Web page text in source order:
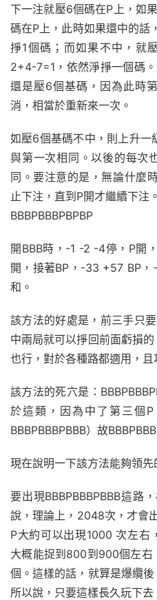
下一注就壓6個碼在P上，如
碼在P上，此時如果還中的
掙1個碼；而如果不中，就
2+4-7=1，依然淨掙一個碼
還是壓6個基碼，因為此時
消，相當於重新來一次。
如壓6個基碼不中，則上升一
與第一次相同。以後的每次
同。要注意的是，無論什麼
止下注，直到P開才繼續下注
BBBPBBBPBPBP
開BBB時，-1 -2 -4停，P開
開，接著BP，-33 +57 BP
和。
該方法的好處是，前三手只
中兩局就可以掙回前面虧損
也行，對於各種路都適用，且
該方法的死穴是：
於這類，因為中了第三個
BBBPBBBPBBB）故
現在說明一下該方法能夠領先
要出現BBBPBBBPBBB這路
說，理論上，2048次，才會
P大約可以出現1000 次左右
大概能捉到800到900個左右
個。這樣的話，就算是爆纜
所以說，只要這樣長久玩下去